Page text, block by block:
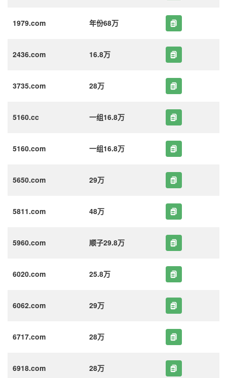
1979.com 年份68万
2436.com 16.8万
3735.com 28万
5160.cc 一组16.8万
5160.com 一组16.8万
5650.com 29万
5811.com 48万
5960.com 顺子29.8万
6020.com 25.8万
6062.com 29万
6717.com 28万
6918.com 28万